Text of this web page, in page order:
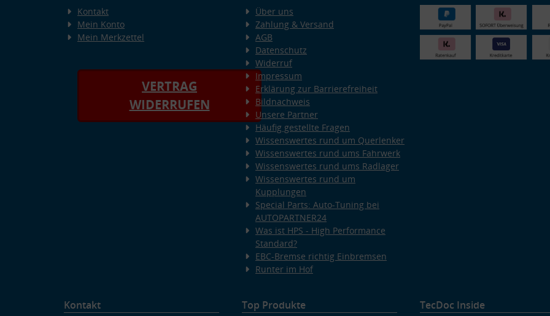
Kontakt
Mein Konto
Mein Merkzettel
VERTRAG
WIDERRUFEN
Über uns
Zahlung & Versand
AGB
Datenschutz
Widerruf
Impressum
Erklärung zur Barrierefreiheit
Bildnachweis
Unsere Partner
Häufig gestellte Fragen
Wissenswertes rund um Querlenker
Wissenswertes rund ums Fahrwerk
Wissenswertes rund ums Radlager
Wissenswertes rund um
Kupplungen
Special Parts: Auto-Tuning bei
AUTOPARTNER24
Was ist HPS - High Performance
Standard?
EBC-Bremse richtig Einbremsen
Runter im Hof
Kontakt Top Produkte TecDoc Inside